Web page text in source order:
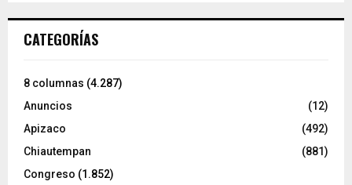
CATEGORÍAS
8 columnas (4.287)
Anuncios
(12)
Apizaco
(492)
Chiautempan
(881)
Congreso (1.852)